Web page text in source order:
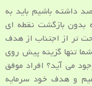
داشته باشیم باید به
بدون بازگشت نقطه ای
تر از اجتناب از هدف
تنها گزینه پیش روی
می آید؟ افراد موفق
و هدف خود سرمایه